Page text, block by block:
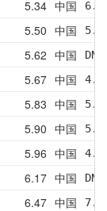
5.34 中国
5.50 中国
5.62 中国
5.67 中国
5.83 中国
5.90 中国
5.96 中国
6.17 中国
6.47 中国